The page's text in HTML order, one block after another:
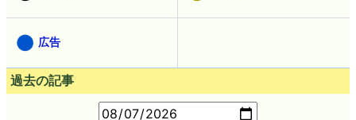
広告
過去の記事